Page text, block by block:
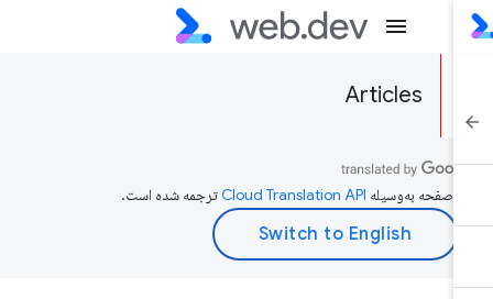
Articles
صفحه به‌وسیله ترجمه شده است.